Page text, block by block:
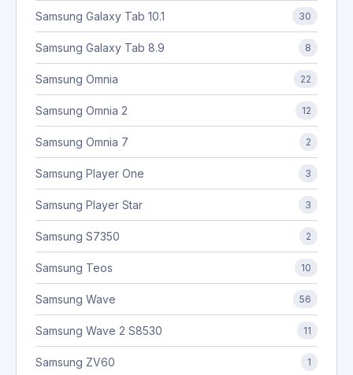
Samsung Galaxy Tab 10.1 30
Samsung Galaxy Tab 8.9 8
Samsung Omnia 22
Samsung Omnia 2 12
Samsung Omnia 7 2
Samsung Player One 3
Samsung Player Star 3
Samsung S7350 2
Samsung Teos 10
Samsung Wave 56
Samsung Wave 2 S8530 11
Samsung ZV60 1